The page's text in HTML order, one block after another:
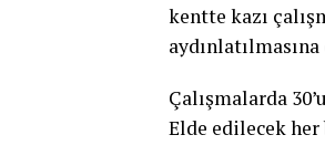
kentte kazı
Çalışmalarda
Elde edilecek her